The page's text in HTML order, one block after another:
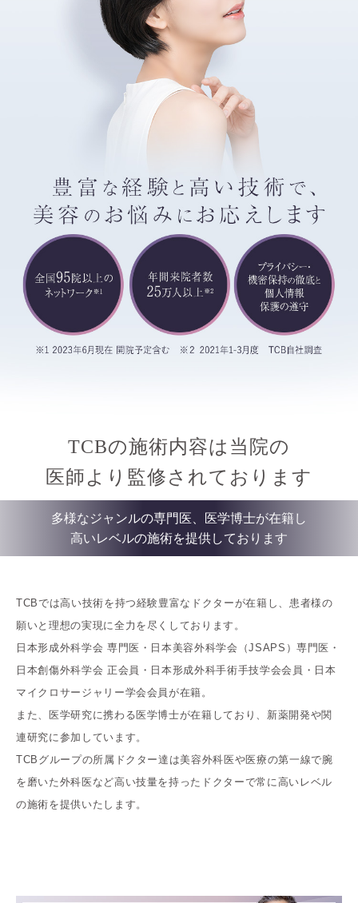
TCBの施術内容は当院の
医師より監修されております
多様なジャンルの専門医、医学博士が在籍し
高いレベルの施術を提供しております
TCBでは高い技術を持つ経験豊富なドクターが在籍し、患者様の
願いと理想の実現に全力を尽くしております。
日本形成外科学会 専門医・日本美容外科学会（JSAPS）専門医・
日本創傷外科学会 正会員・日本形成外科手術手技学会会員・日本
マイクロサージャリー学会会員が在籍。
また、医学研究に携わる医学博士が在籍しており、新薬開発や関
連研究に参加しています。
TCBグループの所属ドクター達は美容外科医や医療の第一線で腕
を磨いた外科医など高い技量を持ったドクターで常に高いレベル
の施術を提供いたします。